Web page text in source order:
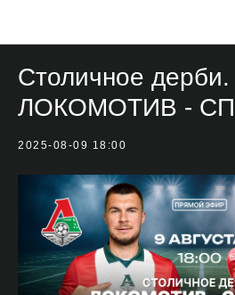
Столичное дерби.
ЛОКОМОТИВ -
2025-08-09 18:00